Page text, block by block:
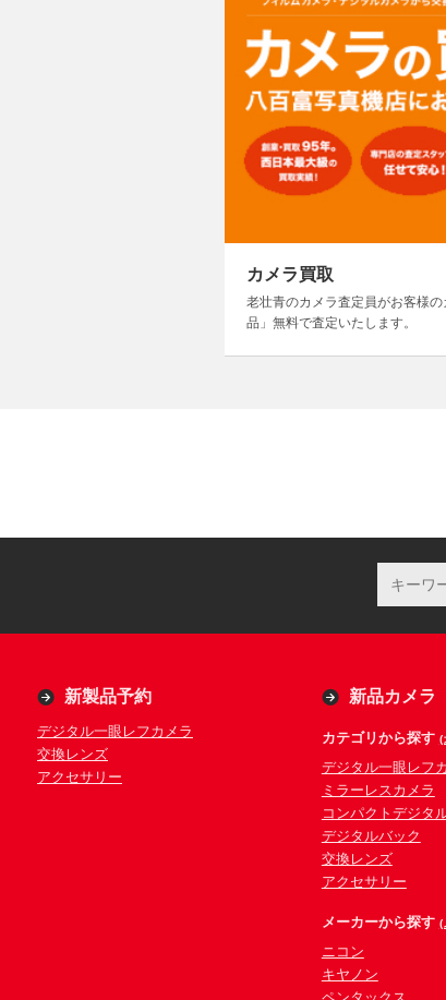
カメラ買取
老壮青のカメラ査定員がお客様
品」無料で査定いたします。
新製品予約
デジタル一眼レフカメラ
交換レンズ
アクセサリー
新品カメラ
カテゴリから探す (
デジタル一眼レフ
ミラーレスカメラ
コンパクトデジタ
デジタルバック
交換レンズ
アクセサリー
メーカーから探す (
ニコン
キヤノン